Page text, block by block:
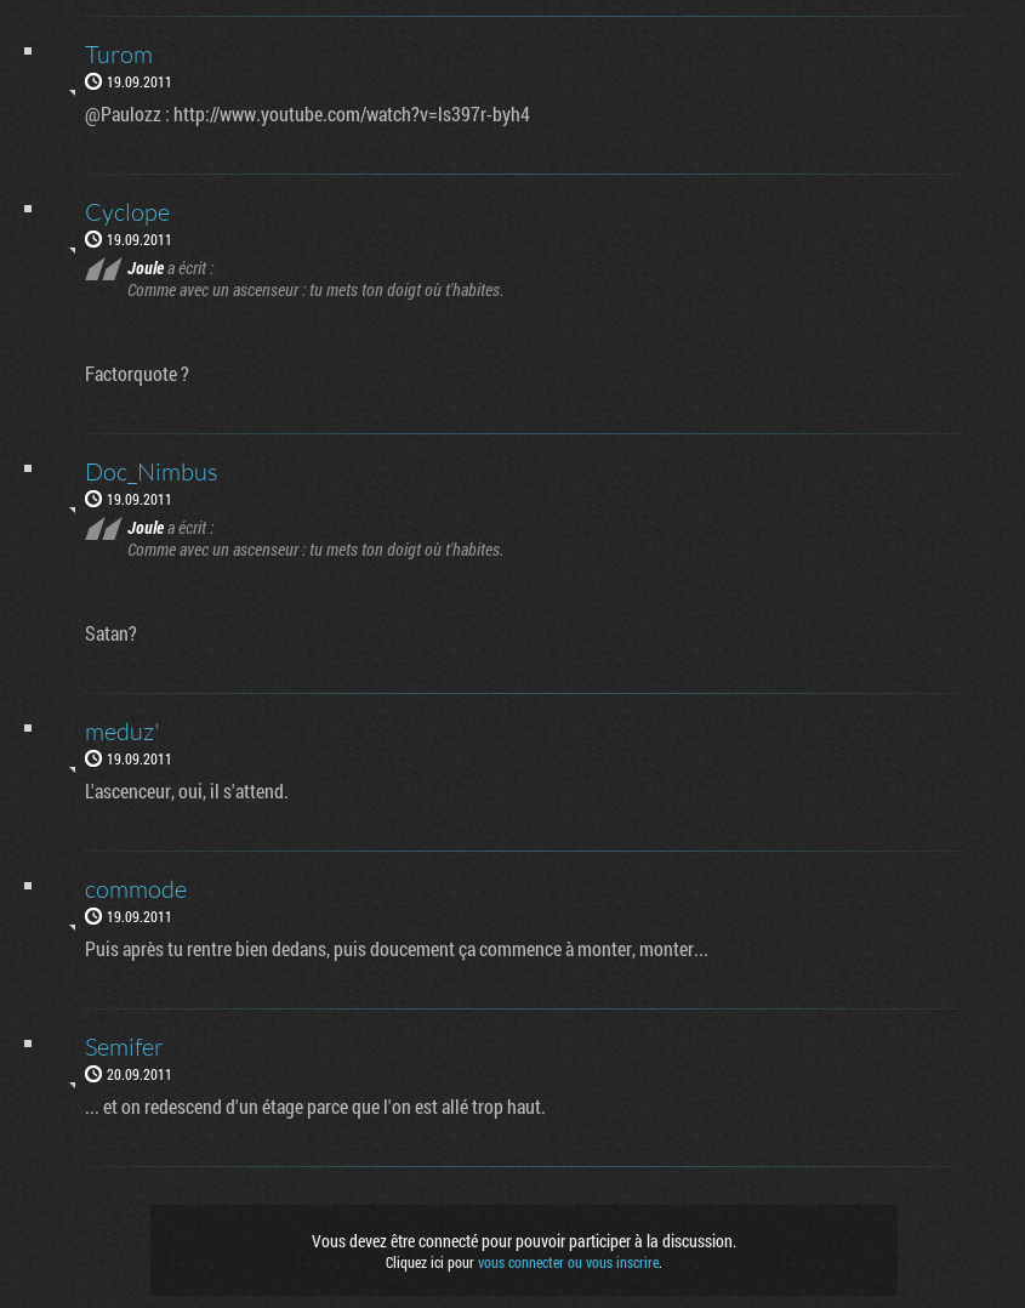
Turom
19.09.2011
@Paulozz : http://www.youtube.com/watch?v=ls397r-byh4
Cyclope
19.09.2011
Joulea écrit :
Comme avec un ascenseur : tu mets ton doigt où t'habites.
Factorquote ?
Doc_Nimbus
19.09.2011
Joulea écrit :
Comme avec un ascenseur : tu mets ton doigt où t'habites.
Satan?
meduz'
19.09.2011
L'ascenceur, oui, il s'attend.
commode
19.09.2011
Puis après tu rentre bien dedans, puis doucement ça commence à monter, monter...
Semifer
20.09.2011
... et on redescend d'un étage parce que l'on est allé trop haut.
Vous devez être connecté pour pouvoir participer à la discussion.
Cliquez ici pourvous connecter ou vous inscrire.
Flux RSS
Suivez nous sur Mastodon